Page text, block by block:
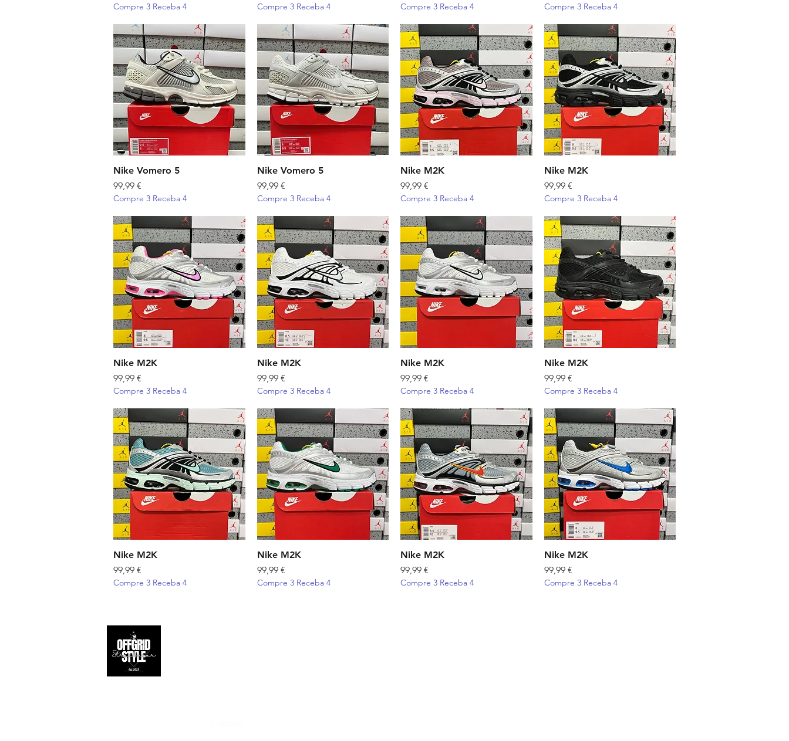
Compre 3 Receba 4 Compre 3 Receba 4 Compre 3 Receba 4 Compre 3 Receba 4
Visualização rápida
Nike Vomero 5
Preço
99,99 €
Compre 3 Receba 4
Visualização rápida
Nike Vomero 5
Preço
99,99 €
Compre 3 Receba 4
Visualização rápida
Nike M2K
Preço
99,99 €
Compre 3 Receba 4
Visualização rápida
Nike M2K
Preço
99,99 €
Compre 3 Receba 4
Visualização rápida
Nike M2K
Preço
99,99 €
Compre 3 Receba 4
Visualização rápida
Nike M2K
Preço
99,99 €
Compre 3 Receba 4
Visualização rápida
Nike M2K
Preço
99,99 €
Compre 3 Receba 4
Visualização rápida
Nike M2K
Preço
99,99 €
Compre 3 Receba 4
Visualização rápida
Nike M2K
Preço
99,99 €
Compre 3 Receba 4
Visualização rápida
Nike M2K
Preço
99,99 €
Compre 3 Receba 4
Visualização rápida
Nike M2K
Preço
99,99 €
Compre 3 Receba 4
Visualização rápida
Nike M2K
Preço
99,99 €
Compre 3 Receba 4